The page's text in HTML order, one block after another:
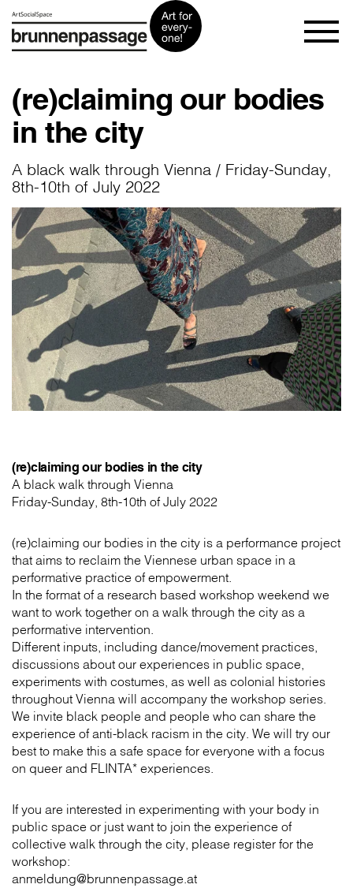
(re)claiming our bodies
in the city
A black walk through Vienna / Friday-Sunday,
8th-10th of July 2022
(re)claiming our bodies in the city
A black walk through Vienna
Friday-Sunday, 8th-10th of July 2022
(re)claiming our bodies in the city is a performance project
that aims to reclaim the Viennese urban space in a
performative practice of empowerment.
In the format of a research based workshop weekend we
want to work together on a walk through the city as a
performative intervention.
Different inputs, including dance/movement practices,
discussions about our experiences in public space,
experiments with costumes, as well as colonial histories
throughout Vienna will accompany the workshop series.
We invite black people and people who can share the
experience of anti-black racism in the city. We will try our
best to make this a safe space for everyone with a focus
on queer and FLINTA* experiences.
If you are interested in experimenting with your body in
public space or just want to join the experience of
collective walk through the city, please register for the
workshop:
anmeldung@brunnenpassage.at